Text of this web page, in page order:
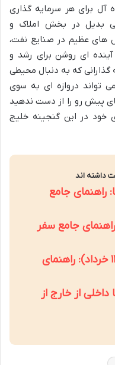
آل برای هر سرمایه گذاری
بدیل در بخش املاک و
های عظیم در صنایع نفت،
ای روشن برای رشد و
که به دنبال محیطی
تواند دروازه ای به سوی
پیش رو را از دست ندهید
خود در این گنجینه خلیج
داشته اند
راهنمای جامع
جامع سفر
ماه می (۱۲ اردیبهشت تا ۱۱ خرداد): راهنمای
از خارج از